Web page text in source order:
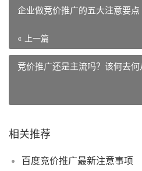
企业做竞价推广的五大注意要点
« 上一篇
竞价推广还是主流吗？该何去何
相关推荐
百度竞价推广最新注意事项